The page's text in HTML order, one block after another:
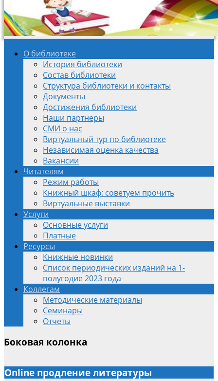
О библиотеке
История библиотеки
Состав библиотеки
Структура библиотеки и контакты
Документы
Достижения библиотеки
Наши партнеры
СМИ о нас
Виртуальный тур по библиотеке
Независимая оценка качества
Вакансии
Читателям
Режим работы
Книжный шкаф: советуем прочить
Виртуальные выставки
Услуги
Основные услуги
Платные
Ресурсы
Книжные новинки
Список периодических изданий на 1-
полугодие 2023 года
Коллегам
Методические материалы
Семинары
Отчеты
Боковая колонка
Online продление литературы